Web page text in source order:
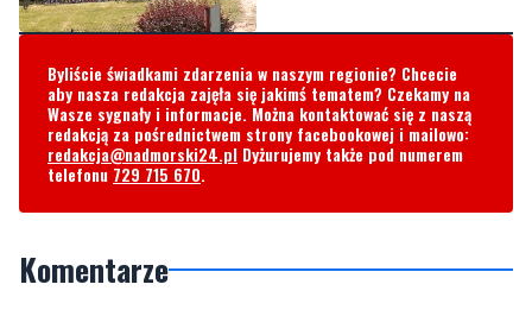
Byliście świadkami zdarzenia w naszym regionie? Chcecie
aby nasza redakcja zajęła się jakimś tematem? Czekamy na
redakcją za pośrednictwem strony facebookowej i mailowo:
telefonu729 715 670